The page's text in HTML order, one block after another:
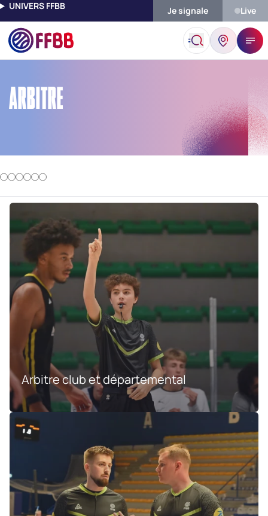
UNIVERS FFBB Je signale Live
Accueil Arbitre
ARBITRE
Arbitre club et départemental